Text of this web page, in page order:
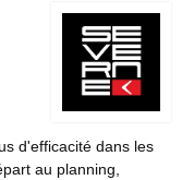
d'efficacité dans les
au planning,